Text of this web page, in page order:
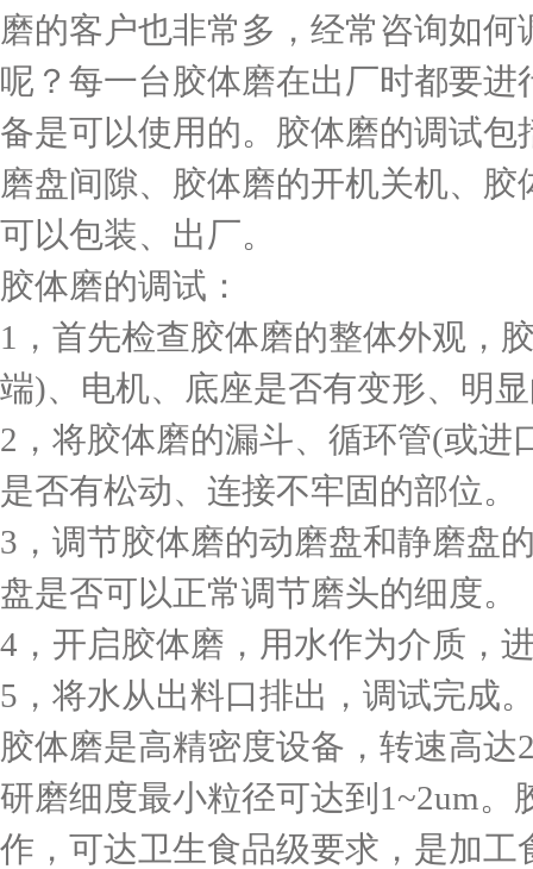
磨的客户也非常多，经常咨询如
呢？每一台胶体磨在出厂时都要
备是可以使用的。胶体磨的调试
磨盘间隙、胶体磨的开机关机、
可以包装、出厂。
胶体磨的调试：
1，首先检查胶体磨的整体外观，
端)、电机、底座是否有变形、明
2，将胶体磨的漏斗、循环管(或
是否有松动、连接不牢固的部位。
3，调节胶体磨的动磨盘和静磨盘
盘是否可以正常调节磨头的细度。
4，开启胶体磨，用水作为介质，
5，将水从出料口排出，调试完成
胶体磨是高精密度设备，转速高达
研磨细度最小粒径可达到1~2um
作，可达卫生食品级要求，是加